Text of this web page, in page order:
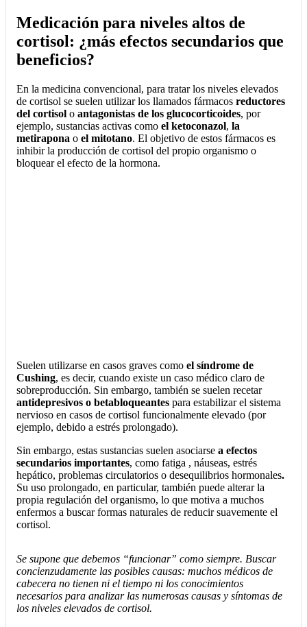
Medicación para niveles altos de
cortisol: ¿más efectos secundarios que
beneficios?
En la medicina convencional, para tratar los niveles elevados
de cortisol se suelen utilizar los llamados fármacos reductores
del cortisol o antagonistas de los glucocorticoides, por
ejemplo, sustancias activas como el ketoconazol, la
metirapona o el mitotano. El objetivo de estos fármacos es
inhibir la producción de cortisol del propio organismo o
bloquear el efecto de la hormona.
Suelen utilizarse en casos graves como el síndrome de
Cushing, es decir, cuando existe un caso médico claro de
sobreproducción. Sin embargo, también se suelen recetar
antidepresivos o betabloqueantes para estabilizar el sistema
nervioso en casos de cortisol funcionalmente elevado (por
ejemplo, debido a estrés prolongado).
Sin embargo, estas sustancias suelen asociarse a efectos
secundarios importantes, como fatiga , náuseas, estrés
hepático, problemas circulatorios o desequilibrios hormonales.
Su uso prolongado, en particular, también puede alterar la
propia regulación del organismo, lo que motiva a muchos
enfermos a buscar formas naturales de reducir suavemente el
cortisol.
Se supone que debemos “funcionar” como siempre. Buscar
concienzudamente las posibles causas: muchos médicos de
cabecera no tienen ni el tiempo ni los conocimientos
necesarios para analizar las numerosas causas y síntomas de
los niveles elevados de cortisol.